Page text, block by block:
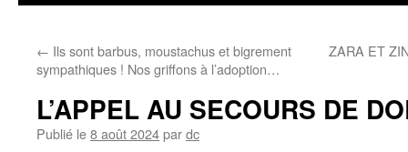
← Ils sont barbus, moustachus et bigrement
sympathiques ! Nos griffons à l’adoption…
ZARA ET
L’APPEL AU SECOURS DE
Publié le8 août 2024pardc